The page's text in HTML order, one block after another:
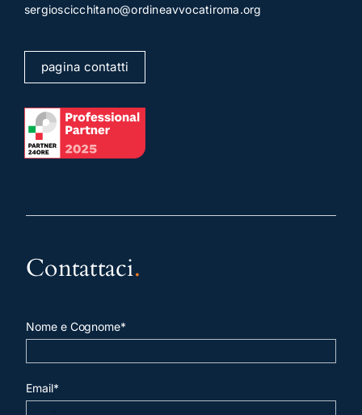
sergioscicchitano@ordineavvocatiroma.org
pagina contatti
Contattaci.
Nome e Cognome*
Email*